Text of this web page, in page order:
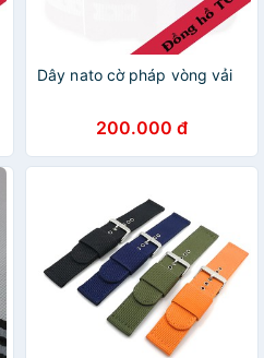
Dây nato cờ pháp vòng vải
200.000 đ